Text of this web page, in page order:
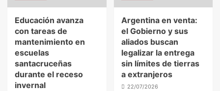
Educación avanza
con tareas de
mantenimiento en
escuelas
santacruceñas
durante el receso
invernal
Argentina en venta:
el Gobierno y sus
aliados buscan
legalizar la entrega
sin límites de tierras
a extranjeros
22/07/2026